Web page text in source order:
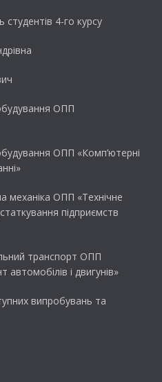
4-го курсу
ОПП
ОПП «Комп’ютерні
механіка ОПП «Технічне
підприємств
транспорт ОПП
і двигунів»
випробувань та